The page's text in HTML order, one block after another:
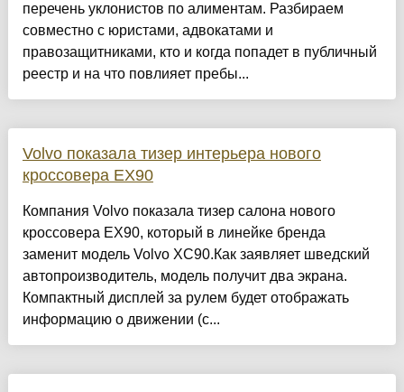
перечень уклонистов по алиментам. Разбираем
совместно с юристами, адвокатами и
правозащитниками, кто и когда попадет в публичный
реестр и на что повлияет пребы...
Volvo показала тизер интерьера нового
кроссовера EX90
Компания Volvo показала тизер салона нового
кроссовера EX90, который в линейке бренда
заменит модель Volvo XC90.Как заявляет шведский
автопроизводитель, модель получит два экрана.
Компактный дисплей за рулем будет отображать
информацию о движении (с...